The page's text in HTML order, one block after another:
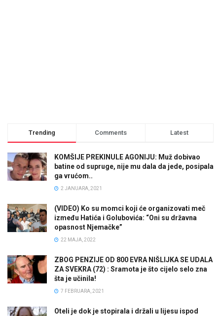
Trending Comments Latest
KOMŠIJE PREKINULE AGONIJU: Muž dobivao
batine od supruge, nije mu dala da jede, posipala
ga vrućom..
2 JANUARA, 2021
(VIDEO) Ko su momci koji će organizovati meč
između Hatića i Golubovića: “Oni su državna
opasnost Njemačke”
22 MAJA, 2022
ZBOG PENZIJE OD 800 EVRA NIŠLIJKA SE UDALA
ZA SVEKRA (72) : Sramota je što cijelo selo zna
šta je učinila!
7 FEBRUARA, 2021
Oteli je dok je stopirala i držali u lijesu ispod